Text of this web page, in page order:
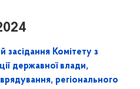
засідання Комітету з
державної влади,
регіонального